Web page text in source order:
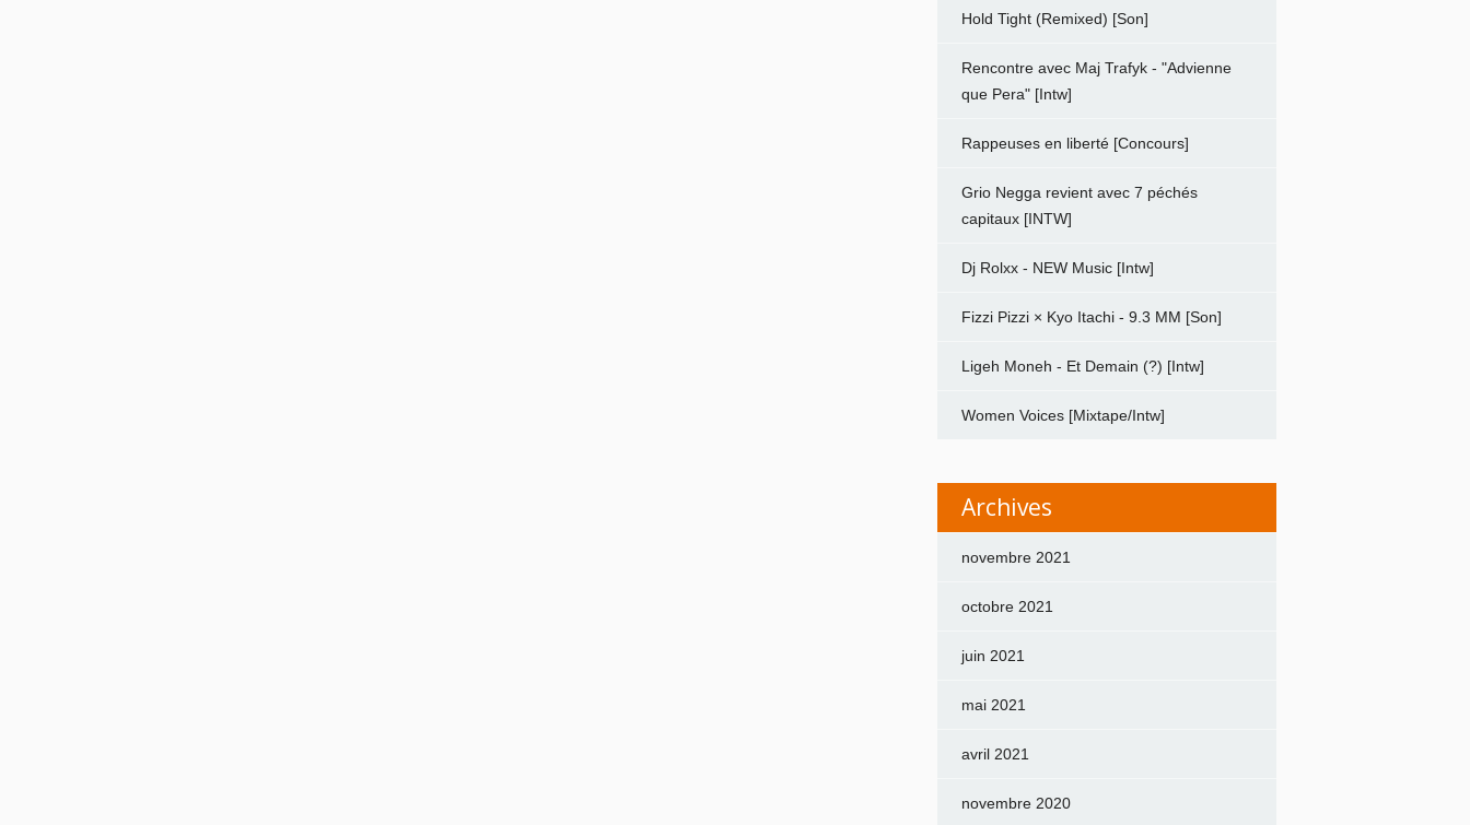
Hold Tight (Remixed) [Son]
Rencontre avec Maj Trafyk - "Advienne
que Pera" [Intw]
Rappeuses en liberté [Concours]
Grio Negga revient avec 7 péchés
capitaux [INTW]
Dj Rolxx - NEW Music [Intw]
Fizzi Pizzi × Kyo Itachi - 9.3 MM [Son]
Ligeh Moneh - Et Demain (?) [Intw]
Women Voices [Mixtape/Intw]
Archives
novembre 2021
octobre 2021
juin 2021
mai 2021
avril 2021
novembre 2020